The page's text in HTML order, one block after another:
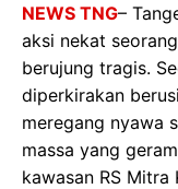
NEWS TNG–
aksi nekat
berujung tragis.
diperkirakan
meregang nyawa
massa yang
kawasan RS Mitra